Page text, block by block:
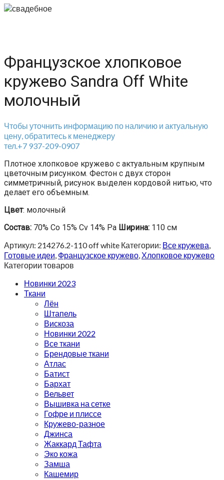
Французское хлопковое
кружево Sandra Off White
молочный
Чтобы уточнить информацию по наличию и актуальную
цену, обратитесь к менеджеру
тел.+7 937-209-0907
Плотное хлопковое кружево с актуальным крупным
цветочным рисунком. Фестон с двух сторон
симметричный, рисунок выделен кордовой нитью, что
делает его объемным.
Цвет: молочный
Состав: 70% Co 15% Cv 14% Pa Ширина: 110 см
Артикул: 214276.2-110 off white Категории: Все кружева,
Готовые идеи, Французское кружево, Хлопковое кружево
Категории товаров
Новинки 2023
Ткани
Лён
Штапель
Вискоза
Новинки 2022
Все ткани
Брендовые ткани
Атлас
Батист
Бархат
Вельвет
Вышивка на сетке
Гофре и плиссе
Кружево-разное
Джинса
Жаккард Тафта
Эко кожа
Замша
Кашемир